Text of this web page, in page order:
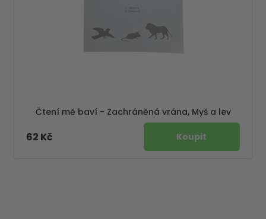
Čtení mě baví - Zachráněná vrána, Myš a lev
62 Kč